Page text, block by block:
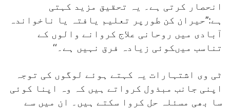
انحصار کرتی ہے۔ یہ تحقیق مزید کہتی
ہے:’’حیران کن طورپر تعلیم یافتہ یا ناخواندہ
آبادی میں روحانی علاج کروانے والوں کے
تناسب میںکوئی زیادہ فرق نہیں ہے۔‘‘
ٹی وی اشتہارات یہ کہتے ہوئے لوگوں کی توجہ
اپنی جانب مبذول کرواتے ہیں کہ وہ اپنا کوئی
سا بھی مسئلہ حل کروا سکتے ہیں۔ ان میں سے